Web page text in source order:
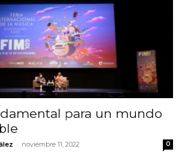
para un mundo
- noviembre 11, 2022 0